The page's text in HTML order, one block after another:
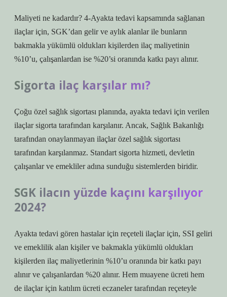
Maliyeti ne kadardır? 4-Ayakta tedavi kapsamında sağlanan
ilaçlar için, SGK’dan gelir ve aylık alanlar ile bunların
bakmakla yükümlü oldukları kişilerden ilaç maliyetinin
%10’u, çalışanlardan ise %20’si oranında katkı payı alınır.
Sigorta ilaç karşılar mı?
Çoğu özel sağlık sigortası planında, ayakta tedavi için verilen
ilaçlar sigorta tarafından karşılanır. Ancak, Sağlık Bakanlığı
tarafından onaylanmayan ilaçlar özel sağlık sigortası
tarafından karşılanmaz. Standart sigorta hizmeti, devletin
çalışanlar ve emekliler adına sunduğu sistemlerden biridir.
SGK ilacın yüzde kaçını karşılıyor
2024?
Ayakta tedavi gören hastalar için reçeteli ilaçlar için, SSI geliri
ve emeklilik alan kişiler ve bakmakla yükümlü oldukları
kişilerden ilaç maliyetlerinin %10’u oranında bir katkı payı
alınır ve çalışanlardan %20 alınır. Hem muayene ücreti hem
de ilaçlar için katılım ücreti eczaneler tarafından reçeteyle